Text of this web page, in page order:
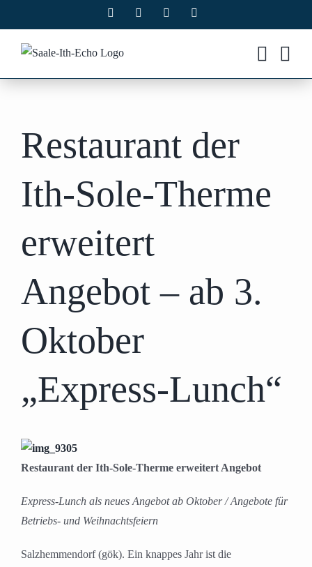
Inhalt
springen
Facebook Instagram
Restaurant der
Ith-Sole-Therme
erweitert
Angebot – ab 3.
Oktober
„Express-Lunch“
Restaurant der Ith-Sole-Therme erweitert Angebot
Express-Lunch als neues Angebot ab Oktober / Angebote für
Betriebs- und Weihnachtsfeiern
Salzhemmendorf (gök). Ein knappes Jahr ist die